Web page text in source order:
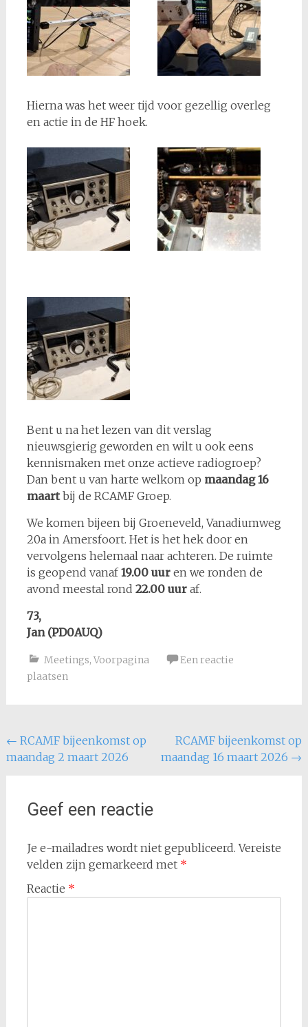
Hierna was het weer tijd voor gezellig overleg
en actie in de HF hoek.
Bent u na het lezen van dit verslag
nieuwsgierig geworden en wilt u ook eens
kennismaken met onze actieve radiogroep?
Dan bent u van harte welkom op maandag 16
maartbij de RCAMF Groep.
We komen bijeen bij Groeneveld, Vanadiumweg
20a in Amersfoort. Het is het hek door en
vervolgens helemaal naar achteren. De ruimte
is geopend vanaf19.00 uuren we ronden de
avond meestal rond 22.00 uuraf.
73,
Jan (PD0AUQ)
Meetings, Voorpagina
Een reactie
plaatsen
Bericht
navigatie
← RCAMF bijeenkomst op
maandag 2 maart 2026
RCAMF bijeenkomst op
maandag 16 maart 2026 →
Geef een reactie
Je e-mailadres wordt niet gepubliceerd. Vereiste
velden zijn gemarkeerd met *
Reactie *